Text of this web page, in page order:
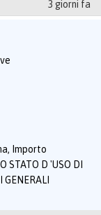
3 giorni fa
Importo
STATO D 'USO DI